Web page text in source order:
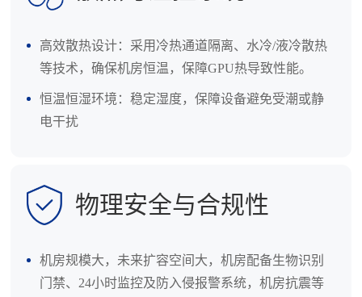
高效散热设计‌：采用冷热通道隔离、水冷/液冷散热
等技术，确保机房恒温，保障GPU热导致性能。
恒温恒湿环境‌：稳定湿度，保障设备避免受潮或静
电干扰
物理安全与合规性
机房规模大，未来扩容空间大，机房配备生物识别
门禁、24小时监控及防入侵报警系统，机房抗震等